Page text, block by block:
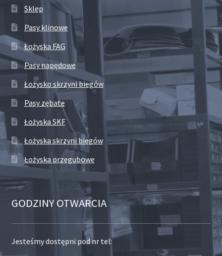
Sklep
Pasy klinowe
Łożyska FAG
Pasy napędowe
Łożysko skrzyni biegów
Pasy zębate
Łożyska SKF
Łożyska skrzyni biegów
Łożyska przegubowe
GODZINY OTWARCIA
Jesteśmy dostępni pod nr tel: